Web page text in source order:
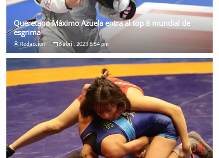
Queretano Máximo Azuela entra al top 8 mundial de
esgrima
Redaccion 6 abril, 2023 5:54 pm